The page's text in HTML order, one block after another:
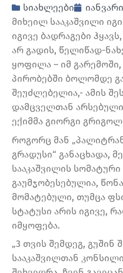
სიახლეები
მიხეილ სააკაშვილი
იგივე ბადრაგები
არ გადის, წელიწად-
ყოფილა – იმ გარემოში,
პირობებში ბოლომდე
შეუძლებელია,- ამის
დამცველთან
ექიმმა გიორგი
როგორც მან
გრადუსი“ განაცხადა,
სააკაშვილის
გაუმჯობესებულია,
მომატებული, თუმცა
სტატუსი არის იგივე,
იმყოფება.
„3 თვის შემდეგ, გუშინ
სააკაშვილთან